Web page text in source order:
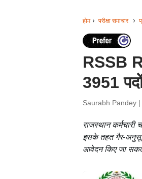
होम परीक्षा समाचार
RSSB
3951
Saurabh Pandey |
राजस्थान
इसके तहत गैर-
आवेदन किए जा